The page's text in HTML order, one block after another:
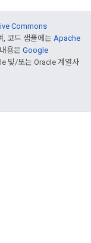
Commons
, 코드 샘플에는 Apache
용은 Google
및/또는 Oracle 계열사